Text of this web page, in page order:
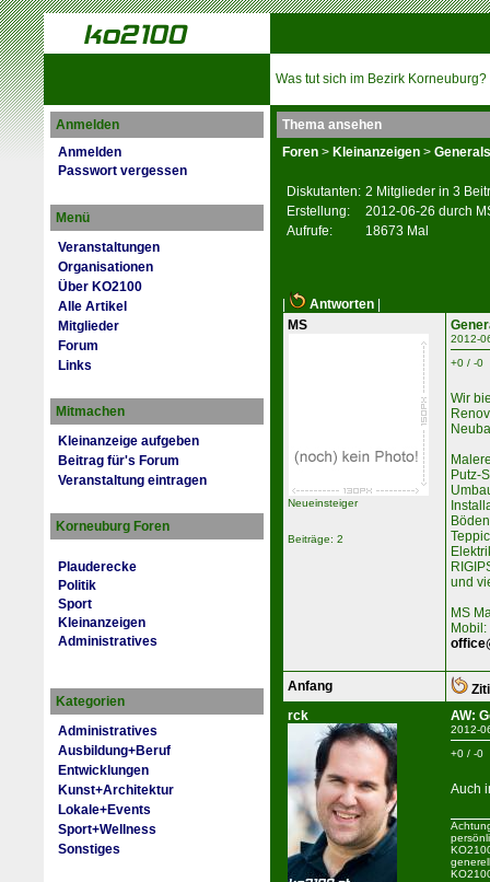
Was tut sich im Bezirk Korneuburg?
Anmelden
Anmelden
Passwort vergessen
Menü
Veranstaltungen
Organisationen
Über KO2100
Alle Artikel
Mitglieder
Forum
Links
Mitmachen
Kleinanzeige aufgeben
Beitrag für's Forum
Veranstaltung eintragen
Korneuburg Foren
Plauderecke
Politik
Sport
Kleinanzeigen
Administratives
Kategorien
Administratives
Ausbildung+Beruf
Entwicklungen
Kunst+Architektur
Lokale+Events
Sport+Wellness
Sonstiges
Thema ansehen
Foren > Kleinanzeigen >
Diskutanten: 2 Mitglieder in 3
Erstellung:
2012-06-26 durch
Aufrufe:
18673 Mal
Antworten
MS
Neueinsteiger
Beiträge: 2
2012-
+0 / -0
Wir
Putz-
und
MS
Anfang
rck
AW:
2012-
+0 / -0
Auch